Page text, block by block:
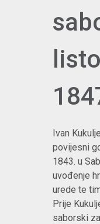
Ivan
povijesni
1843. u
uvođenje
urede te
Prije
saborski